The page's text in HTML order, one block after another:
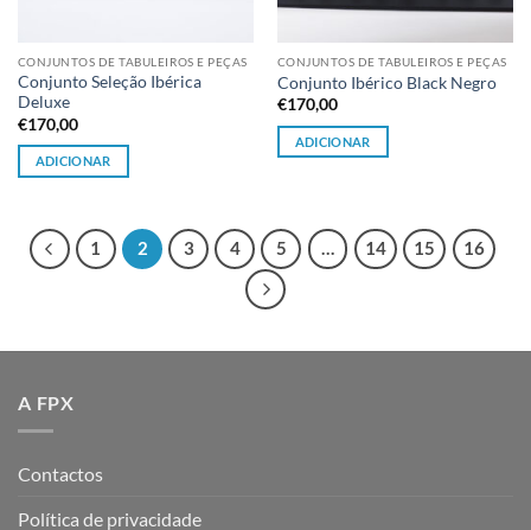
CONJUNTOS DE TABULEIROS E PEÇAS
Conjunto Seleção Ibérica
Deluxe
€170,00
ADICIONAR
CONJUNTOS DE TABULEIROS E PEÇAS
Conjunto Ibérico Black Negro
€170,00
ADICIONAR
1 2 3 4 5 … 14 15 16
A FPX
Contactos
Política de privacidade